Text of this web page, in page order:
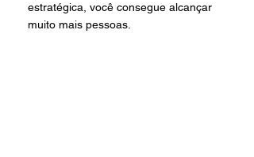
estratégica, você consegue alcançar
muito mais pessoas.